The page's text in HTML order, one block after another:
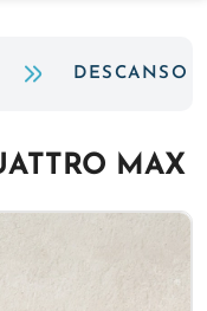
DESCANSO
MAX